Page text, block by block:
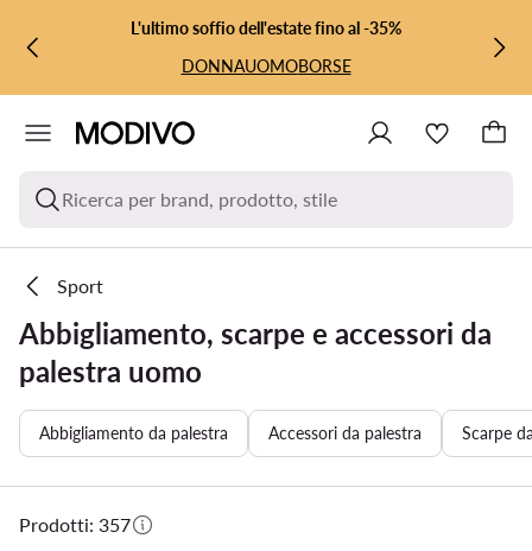
VAI AL CONTENUTO PRINCIPALE
VAI ALLA RICERCAL'ultimo soffio dell'estate fino al -35%
DONNAUOMOBORSE
Ricerca per brand, prodotto, stile
Sport
Abbigliamento, scarpe e accessori da
palestra uomo
Abbigliamento da palestra Accessori da palestra Scarpe
Prodotti: 357